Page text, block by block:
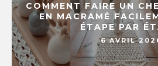
COMMENT FAIRE UN
EN MACRAMÉ
ÉTAPE PAR
6 AVRIL